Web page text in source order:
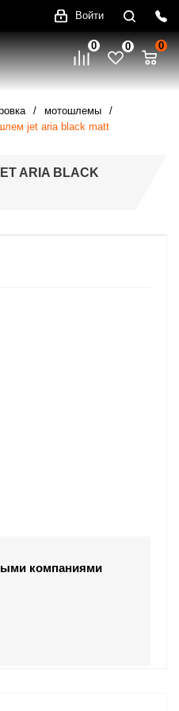
Войти
0 0 0
мотошлемы
jet aria black matt
ARIA BLACK
компаниями